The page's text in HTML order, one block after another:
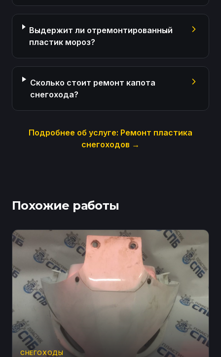
Выдержит ли отремонтированный
пластик мороз?
Сколько стоит ремонт капота
снегохода?
Подробнее об услуге: Ремонт пластика
снегоходов →
Похожие работы
СНЕГОХОДЫ